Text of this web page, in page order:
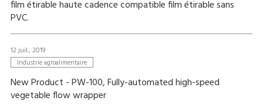
film étirable haute cadence compatible film étirable sans
PVC.
12 juil., 2019
Industrie agroalimentaire
New Product - PW-100, Fully-automated high-speed
vegetable flow wrapper